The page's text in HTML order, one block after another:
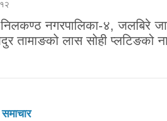
निलकण्ठ नगरपालिका-४, जलबिरे
तामाङको लास सोही प्लटिङको